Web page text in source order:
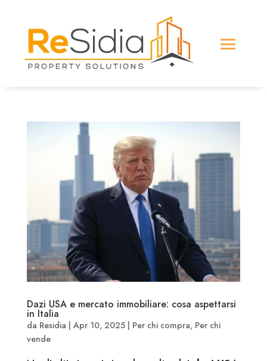
Dazi USA e mercato immobiliare: cosa aspettarsi
in Italia
da Residia Apr 10, 2025| Per chi compra, Per chi
vende